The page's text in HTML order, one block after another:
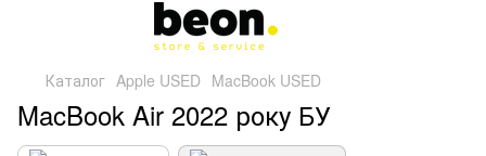
Каталог Apple USED MacBook USED
MacBook Air 2022 року БУ